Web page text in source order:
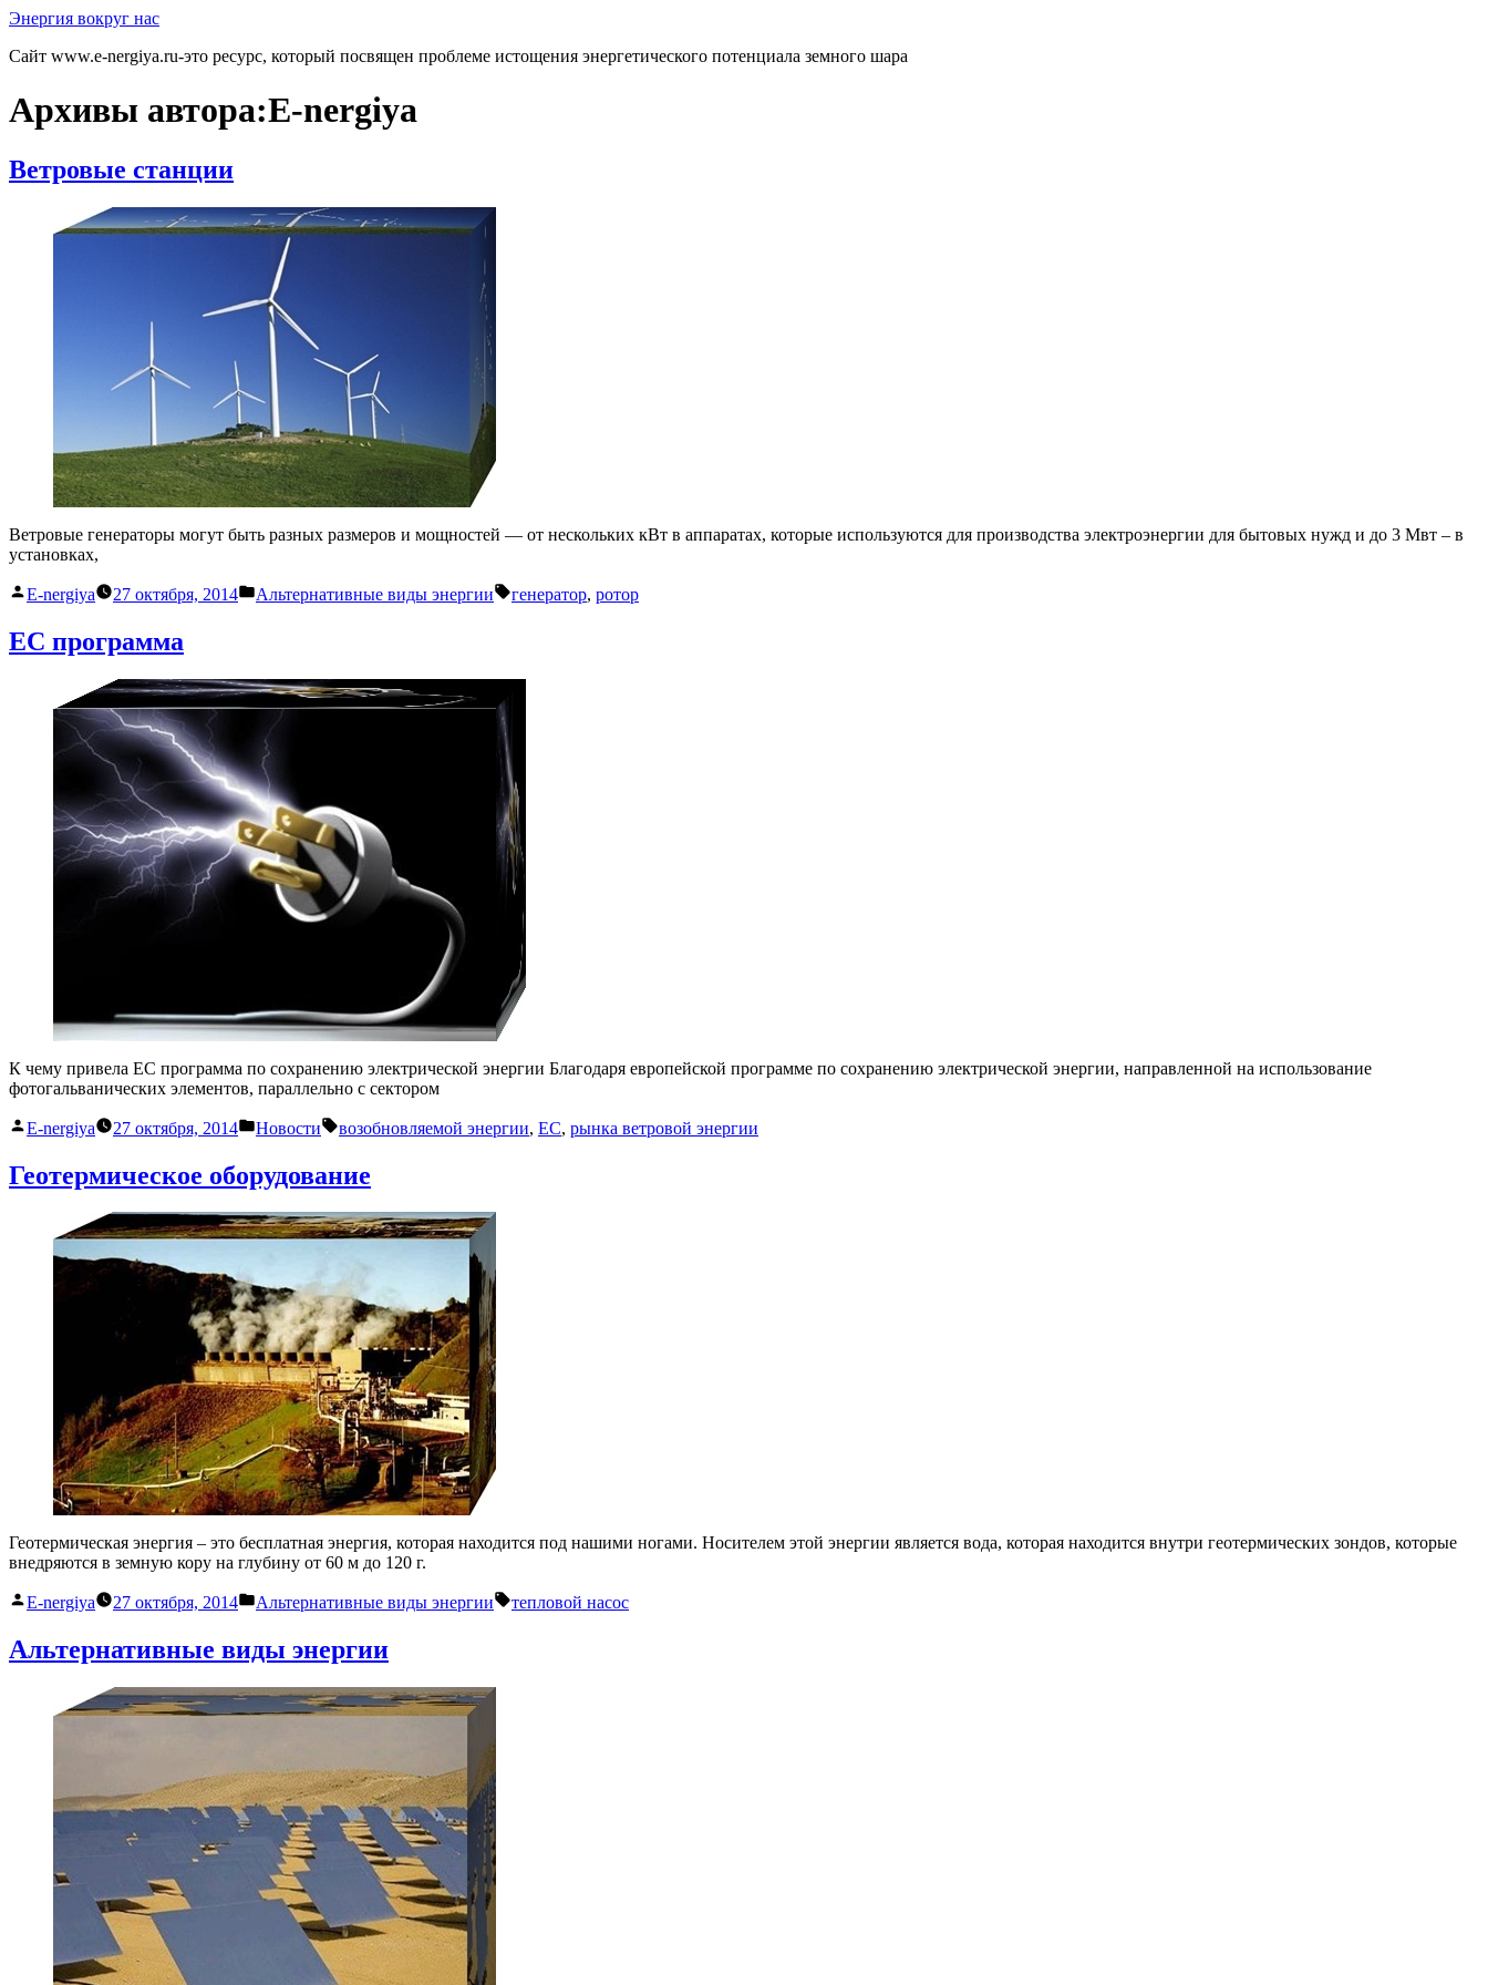
Перейти
содержимому
Энергия вокруг нас
Сайт www.e-nergiya.ru-это ресурс, который посвящен проблеме истощения энергетического потенциала земного шара
Архивы автора:E-nergiya
Ветровые станции
Ветровые генераторы могут быть разных размеров и мощностей — от нескольких кВт в аппаратах, которые используются для производства электроэнергии для бытовых нужд и до 3 Мвт – в
установках,
Написано
E-nergiya 27 октября, 2014
Написано
Альтернативные виды энергии Метки:
генератор, ротор
ЕС программа
К чему привела ЕС программа по сохранению электрической энергии Благодаря европейской программе по сохранению электрической энергии, направленной на использование
фотогальванических элементов, параллельно с сектором
Написано
E-nergiya 27 октября, 2014
Написано
Новости Метки:
возобновляемой энергии, ЕС, рынка ветровой энергии
Геотермическое оборудование
Геотермическая энергия – это бесплатная энергия, которая находится под нашими ногами. Носителем этой энергии является вода, которая находится внутри геотермических зондов, которые
внедряются в земную кору на глубину от 60 м до 120 г.
Написано
E-nergiya 27 октября, 2014
Написано
Альтернативные виды энергии Метки:
тепловой насос
Альтернативные виды энергии